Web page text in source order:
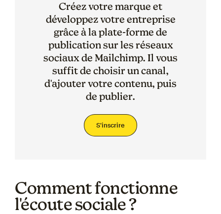
Créez votre marque et
développez votre entreprise
grâce à la plate-forme de
publication sur les réseaux
sociaux de Mailchimp. Il vous
suffit de choisir un canal,
d'ajouter votre contenu, puis
de publier.
S'inscrire
Comment fonctionne
l'écoute sociale ?